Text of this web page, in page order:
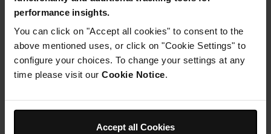
performance insights.
You can click on "Accept all cookies" to consent to the
above mentioned uses, or click on "Cookie Settings" to
configure your choices. To change your settings at any
time please visit our Cookie Notice.
Accept all Cookies
6 modes de cuisson (max
Synchronisation des
cuissons
179,99 € Prix réduit de
269,99 €au
Voir les détails
Fonctions Espresso et Café
filtre (dont Cold Brew)
Ajouter au panier